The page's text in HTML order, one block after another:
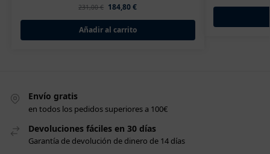
231,00€ 184,80€
Añadir al carrito
Envío gratis
en todos los pedidos superiores a 100€
Devoluciones fáciles en 30 días
Garantía de devolución de dinero de 14 días